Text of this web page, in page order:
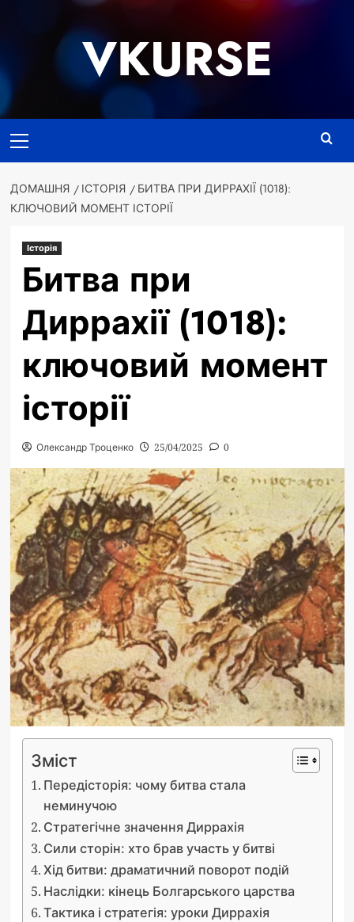
VKURSE
меню
ДОМАШНЯ ІСТОРІЯ
БИТВА ПРИ ДИРРАХІЇ (1018):
КЛЮЧОВИЙ МОМЕНТ ІСТОРІЇ
Історія
Битва при
Диррахії (1018):
ключовий момент
історії
Олександр Троценко 25/04/2025 0
Зміст
Передісторія: чому битва стала
неминучою
Стратегічне значення Диррахія
Сили сторін: хто брав участь у битві
Хід битви: драматичний поворот подій
Наслідки: кінець Болгарського царства
Тактика і стратегія: уроки Диррахія